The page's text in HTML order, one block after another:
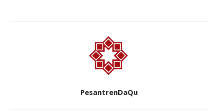
PesantrenDaQu